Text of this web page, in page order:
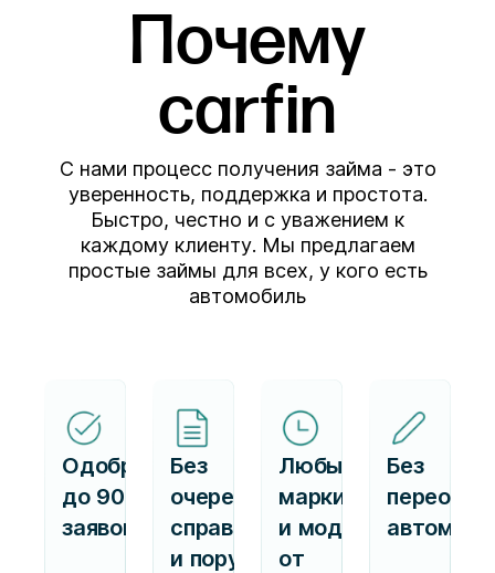
Почему
carfin
С нами процесс получения займа - это
уверенность, поддержка и простота.
Быстро, честно и с уважением к
каждому клиенту. Мы предлагаем
простые займы для всех, у кого есть
автомобиль
Одобряем
до 90%
заявок
Без
очередей,
справок
и поручителей
Любые
марки
и модели
от
Без